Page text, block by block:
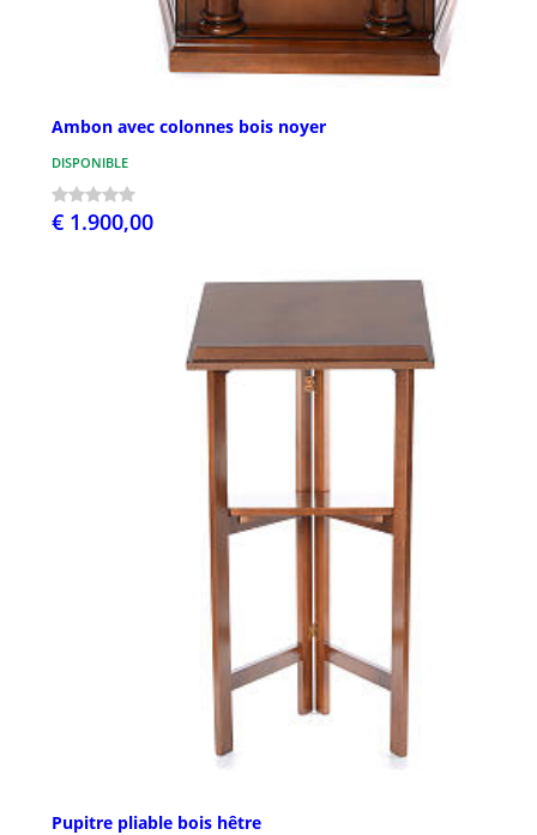
Ambon avec colonnes bois noyer
DISPONIBLE
€ 1.900,00
Pupitre pliable bois hêtre